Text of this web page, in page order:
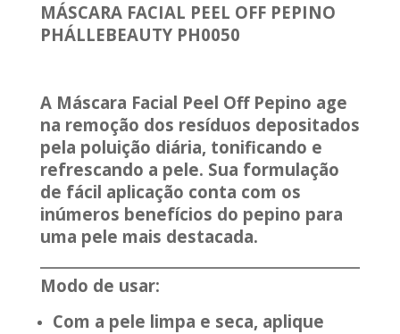
MÁSCARA FACIAL PEEL OFF PEPINO
PHÁLLEBEAUTY PH0050
A Máscara Facial Peel Off Pepino age
na remoção dos resíduos depositados
pela poluição diária, tonificando e
refrescando a pele. Sua formulação
de fácil aplicação conta com os
inúmeros benefícios do pepino para
uma pele mais destacada.
Modo de usar:
Com a pele limpa e seca, aplique